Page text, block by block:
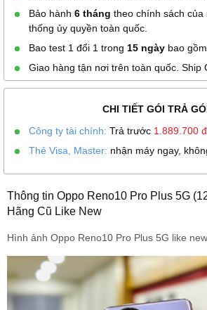
Bảo hành 6 tháng theo chính sách
thống ủy quyền toàn quốc.
Bao test 1 đổi 1 trong 15 ngày bao
Giao hàng tận nơi trên toàn quốc. Ship
CHI TIẾT GÓI TRẢ
Công ty tài chính: Trả trước 1.889.700 đ
Thẻ Visa, Master: nhận máy ngay,
Thông tin Oppo Reno10 Pro Plus 5G
Hãng Cũ Like New
Hình ảnh Oppo Reno10 Pro Plus 5G like